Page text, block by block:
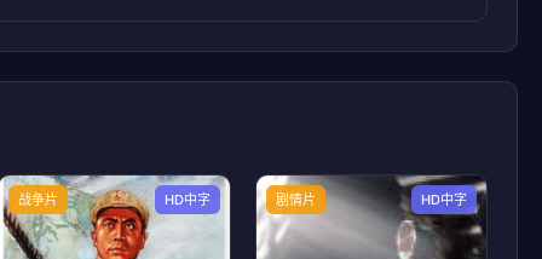
战争片 HD中字 剧情片 HD中字